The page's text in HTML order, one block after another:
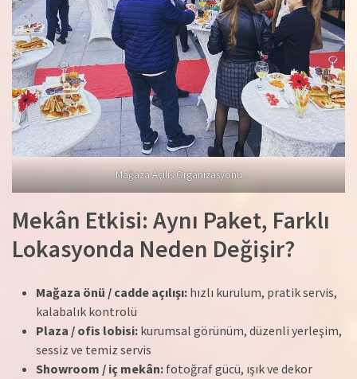
Mağaza Açılış Organizasyonu
Mekân Etkisi: Aynı Paket, Farklı
Lokasyonda Neden Değişir?
Mağaza önü / cadde açılışı: hızlı kurulum, pratik servis,
kalabalık kontrolü
Plaza / ofis lobisi: kurumsal görünüm, düzenli yerleşim,
sessiz ve temiz servis
Showroom / iç mekân: fotoğraf gücü, ışık ve dekor